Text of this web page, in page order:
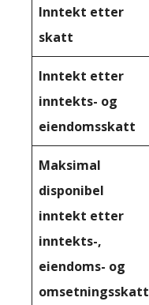
Inntekt etter
skatt
Inntekt etter
inntekts- og
eiendomsskatt
Maksimal
disponibel
inntekt etter
inntekts-,
eiendoms- og
omsetningsskatt